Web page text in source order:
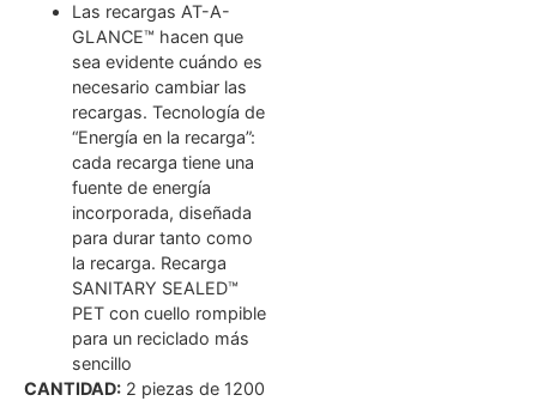
Las recargas AT-A-
GLANCE™ hacen que
sea evidente cuándo es
necesario cambiar las
recargas. Tecnología de
“Energía en la recarga”:
cada recarga tiene una
fuente de energía
incorporada, diseñada
para durar tanto como
la recarga. Recarga
SANITARY SEALED™
PET con cuello rompible
para un reciclado más
sencillo
CANTIDAD: 2 piezas de 1200